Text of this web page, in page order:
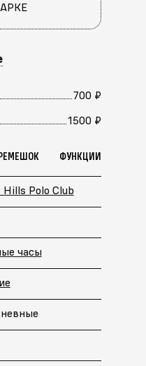
700 ₽
1500 ₽
ФУНКЦИИ
Polo Club
часы